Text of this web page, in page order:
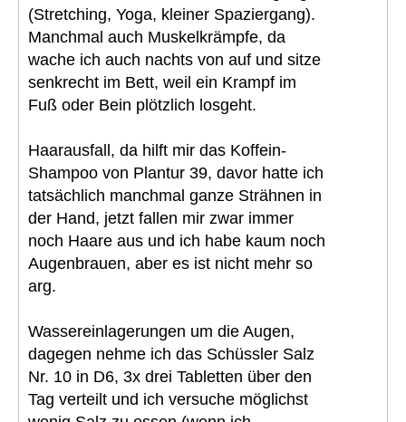
(Stretching, Yoga, kleiner Spaziergang).
Manchmal auch Muskelkrämpfe, da
wache ich auch nachts von auf und sitze
senkrecht im Bett, weil ein Krampf im
Fuß oder Bein plötzlich losgeht.
Haarausfall, da hilft mir das Koffein-
Shampoo von Plantur 39, davor hatte ich
tatsächlich manchmal ganze Strähnen in
der Hand, jetzt fallen mir zwar immer
noch Haare aus und ich habe kaum noch
Augenbrauen, aber es ist nicht mehr so
arg.
Wassereinlagerungen um die Augen,
dagegen nehme ich das Schüssler Salz
Nr. 10 in D6, 3x drei Tabletten über den
Tag verteilt und ich versuche möglichst